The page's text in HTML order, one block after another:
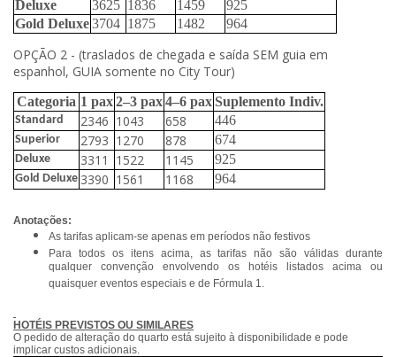
Deluxe 3625 1836 1459
925
Gold Deluxe3704 1875 1482 964
OPÇÃO 2 - (traslados de chegada e saída SEM guia em
espanhol, GUIA somente no City Tour)
Categoria 1 pax2–3 pax4–6 paxSuplemento Indiv.
Standard 2346 1043 658 446
Superior 2793 1270 878 674
Deluxe 3311 1522 1145 925
Gold Deluxe 3390 1561 1168 964
Anotações:
As tarifas aplicam-se apenas em períodos não festivos
Para todos os itens acima, as tarifas não são válidas durante
qualquer convenção envolvendo os hotéis listados acima ou
quaisquer eventos especiais e de Fórmula 1.
HOTÉIS PREVISTOS OU SIMILARES
O pedido de alteração do quarto está sujeito à disponibilidade e pode
implicar custos adicionais.